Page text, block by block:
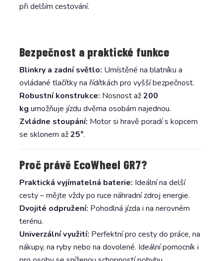
při delším cestování.
Bezpečnost a praktické funkce
Blinkry a zadní světlo: Umístěné na blatníku a
ovládané tlačítky na řídítkách pro vyšší bezpečnost.
Robustní konstrukce: Nosnost až200
kg umožňuje jízdu dvěma osobám najednou.
Zvládne stoupání: Motor si hravě poradí s kopcem
se sklonem až25°.
Proč právě EcoWheel GR7?
Praktická vyjímatelná baterie: Ideální na delší
cesty – mějte vždy po ruce náhradní zdroj energie.
Dvojité odpružení: Pohodlná jízda i na nerovném
terénu.
Univerzální využití: Perfektní pro cesty do práce, na
nákupy, na ryby nebo na dovolené. Ideální pomocník i